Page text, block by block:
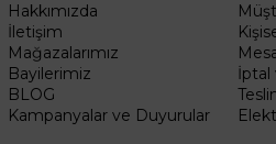
Hakkımızda
İletişim
Mağazalarımız
Bayilerimiz
BLOG
Kampanyalar ve Duyurular
İptal